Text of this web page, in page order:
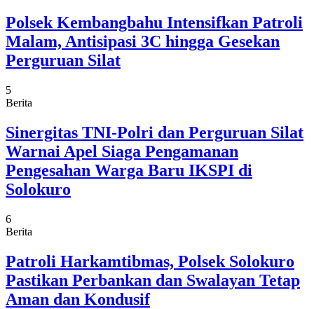
Polsek Kembangbahu Intensifkan Patroli
Malam, Antisipasi 3C hingga Gesekan
Perguruan Silat
5
Berita
Sinergitas TNI-Polri dan Perguruan Silat
Warnai Apel Siaga Pengamanan
Pengesahan Warga Baru IKSPI di
Solokuro
6
Berita
Patroli Harkamtibmas, Polsek Solokuro
Pastikan Perbankan dan Swalayan Tetap
Aman dan Kondusif